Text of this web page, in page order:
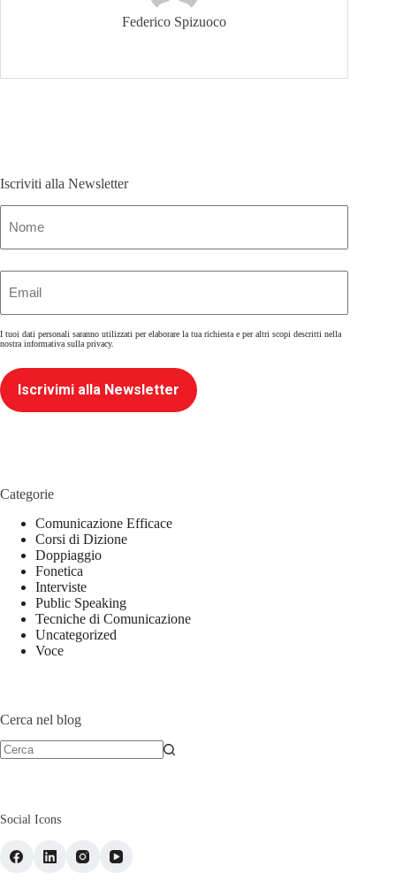
Federico Spizuoco
Iscriviti alla Newsletter
I tuoi dati personali saranno utilizzati per elaborare la tua richiesta e per altri scopi descritti nella
nostra informativa sulla privacy.
Iscrivimi alla Newsletter
Categorie
Comunicazione Efficace
Corsi di Dizione
Doppiaggio
Fonetica
Interviste
Public Speaking
Tecniche di Comunicazione
Uncategorized
Voce
Cerca nel blog
Social Icons